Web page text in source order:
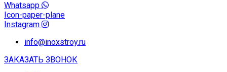
Whatsapp
Icon-paper-plane
Instagram
info@inoxstroy.ru
ЗАКАЗАТЬ ЗВОНОК